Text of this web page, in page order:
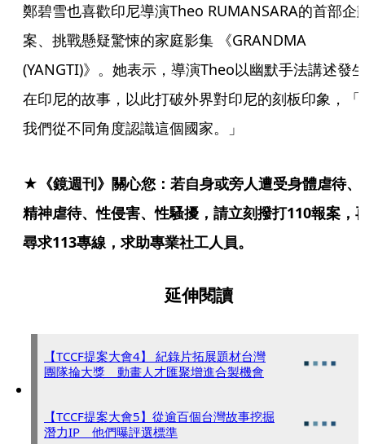
鄭碧雪也喜歡印尼導演Theo RUMANSARA的首部企
案、挑戰懸疑驚悚的家庭影集 《GRANDMA
(YANGTI)》。她表示，導演Theo以幽默手法講述發
在印尼的故事，以此打破外界對印尼的刻板印象，「
我們從不同角度認識這個國家。」
★《鏡週刊》關心您：若自身或旁人遭受身體虐待、
精神虐待、性侵害、性騷擾，請立刻撥打110報案，
尋求113專線，求助專業社工人員。
延伸閱讀
【TCCF提案大會4】 紀錄片拓展題材台灣
團隊掄大獎 動畫人才匯聚增進合製機會
【TCCF提案大會5】從逾百個台灣故事挖掘
潛力IP 他們曝評選標準